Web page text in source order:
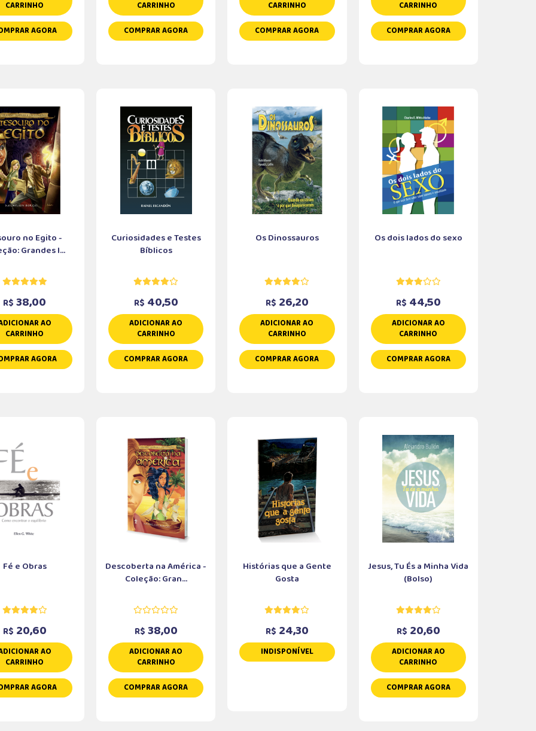
CARRINHO
AGORA
CARRINHO
COMPRAR AGORA
CARRINHO
COMPRAR AGORA
CARRINHO
COMPRAR AGORA
no Egito -
Grandes I...
R$ 38,00
AO
CARRINHO
AGORA
Curiosidades e Testes
Bíblicos
R$ 40,50
ADICIONAR AO
CARRINHO
COMPRAR AGORA
Os Dinossauros
R$ 26,20
ADICIONAR AO
CARRINHO
COMPRAR AGORA
Os dois lados do sexo
R$ 44,50
ADICIONAR AO
CARRINHO
COMPRAR AGORA
Fé e Obras
R$ 20,60
AO
CARRINHO
AGORA
Descoberta na América -
Coleção: Gran...
R$ 38,00
ADICIONAR AO
CARRINHO
COMPRAR AGORA
Histórias que a Gente
Gosta
R$ 24,30
INDISPONÍVEL
Jesus, Tu És a Minha Vida
(Bolso)
R$ 20,60
ADICIONAR AO
CARRINHO
COMPRAR AGORA